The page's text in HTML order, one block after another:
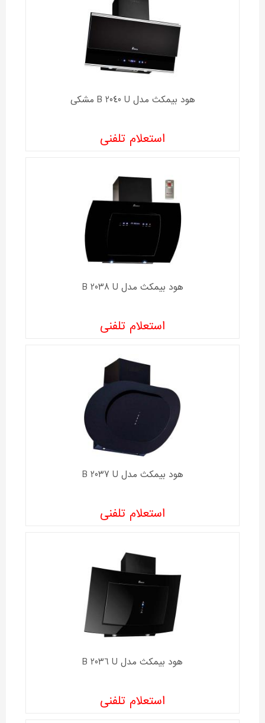
هود بیمکث مدل B 2040 U مشکی
استعلام تلفنی
هود بیمکث مدل B 2038 U
استعلام تلفنی
هود بیمکث مدل B 2037 U
استعلام تلفنی
هود بیمکث مدل B 2036 U
استعلام تلفنی